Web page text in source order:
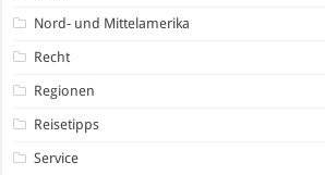
Nord- und Mittelamerika
Recht
Regionen
Reisetipps
Service